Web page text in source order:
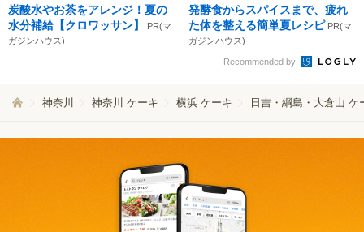
炭酸水やお茶をアレンジ！夏の
水分補給【クロワッサン】
PR(マ
ガジンハウス)
発酵食からスパイスまで、疲れ
た体を整える簡単夏レシピ PR(マ
ガジンハウス)
Recommended by
神奈川 神奈川 ケーキ 横浜 ケーキ 日吉・綱島・大倉山 ケ